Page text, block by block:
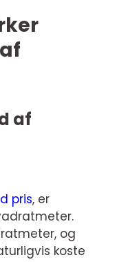
af
pris, er
og
koste